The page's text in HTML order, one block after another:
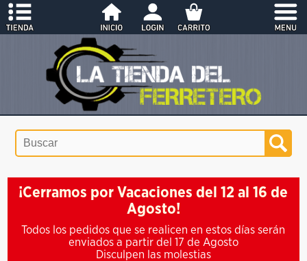
¡Cerramos por Vacaciones del 12 al 16 de
Agosto!
Todos los pedidos que se realicen en estos días serán
enviados a partir del 17 de Agosto
Disculpen las molestias